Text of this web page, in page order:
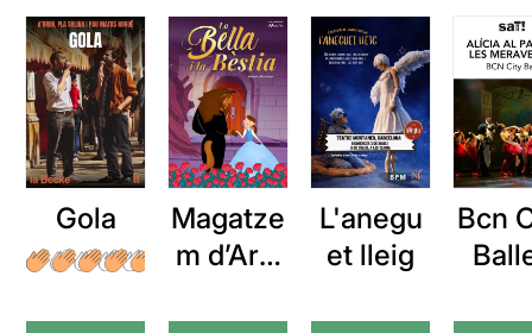
Gola
Magatze
m d’Ars:
L'anegu
et lleig
Bcn